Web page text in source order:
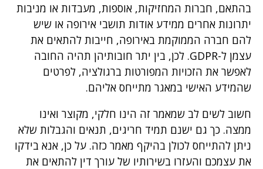
בהתאם, חברות המחזיקות, אוספות, מעבדות או מניבות
יתרונות אחרים ממידע אודות תושבי אירופה או שיש
להם חברה הממוקמת באירופה, חייבות להתאים את
עצמן ל-GDPR. לכן, בין יתר חובותיהן תהיה החובה
לאפשר את הזכויות המפורטות ברגולציה, לפרטים
שהמידע האישי במאגר מתייחס אליהם.
חשוב לשים לב שמאמר זה הינו חלקי, מקוצר ואינו
ממצה. כך גם ישנם תמיד חריגים, תנאים והגבלות שלא
ניתן להתייחס לכולן בהיקף מאמר כזה. על כן, אנא בידקו
את עצמכם והעזרו בשירותיו של עורך דין להתאים את